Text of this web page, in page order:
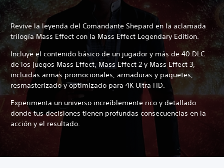
Revive la leyenda del Comandante Shepard en la aclamada
trilogía Mass Effect con la Mass Effect Legendary Edition.
Incluye el contenido básico de un jugador y más de 40 DLC
de los juegos Mass Effect, Mass Effect 2 y Mass Effect 3,
incluidas armas promocionales, armaduras y paquetes,
resmasterizado y optimizado para 4K Ultra HD.
Experimenta un universo increíblemente rico y detallado
donde tus decisiones tienen profundas consecuencias en la
acción y el resultado.